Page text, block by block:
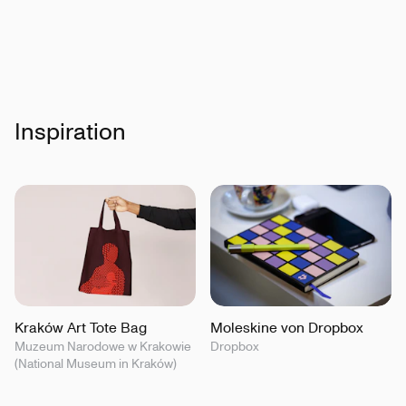
Inspiration
Kraków Art Tote Bag
Muzeum Narodowe w Krakowie
(National Museum in Kraków)
Moleskine von Dropbox
Dropbox